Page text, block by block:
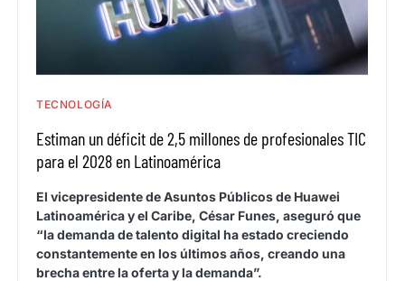
TECNOLOGÍA
Estiman un déficit de 2,5 millones de profesionales TIC
para el 2028 en Latinoamérica
El vicepresidente de Asuntos Públicos de Huawei
Latinoamérica y el Caribe, César Funes, aseguró que
“la demanda de talento digital ha estado creciendo
constantemente en los últimos años, creando una
brecha entre la oferta y la demanda”.